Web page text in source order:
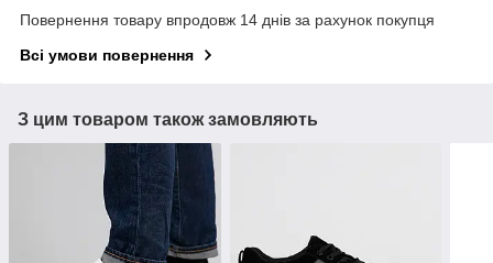
Повернення товару впродовж 14 днів за рахунок покупця
Всі умови повернення
З цим товаром також замовляють